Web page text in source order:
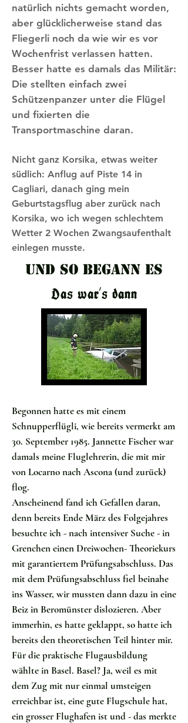
natürlich nichts gemacht worden,
aber glücklicherweise stand das
Fliegerli noch da wie wir es vor
Wochenfrist verlassen hatten.
Besser hatte es damals das Militär:
Die stellten einfach zwei
Schützenpanzer unter die Flügel
und fixierten die
Transportmaschine daran.
Nicht ganz Korsika, etwas weiter
südlich: Anflug auf Piste 14 in
Cagliari, danach ging mein
Geburtstagsflug aber zurück nach
Korsika, wo ich wegen schlechtem
Wetter 2 Wochen Zwangsaufenthalt
einlegen musste.
Und so begann es
Das war's dann
Begonnen hatte es mit einem
Schnupperflügli, wie bereits vermerkt am
30. September 1985. Jannette Fischer war
damals meine Fluglehrerin, die mit mir
von Locarno nach Ascona (und zurück)
flog.
Anscheinend fand ich Gefallen daran,
denn bereits Ende März des Folgejahres
besuchte ich - nach intensiver Suche - in
Grenchen einen Dreiwochen- Theoriekurs
mit garantiertem Prüfungsabschluss. Das
mit dem Prüfungsabschluss fiel beinahe
ins Wasser, wir mussten dann dazu in eine
Beiz in Beromünster dislozieren. Aber
immerhin, es hatte geklappt, so hatte ich
bereits den theoretischen Teil hinter mir.
Für die praktische Flugausbildung
wählte in Basel. Basel? Ja, weil es mit
dem Zug mit nur einmal umsteigen
erreichbar ist, eine gute Flugschule hat,
ein grosser Flughafen ist und - das merkte